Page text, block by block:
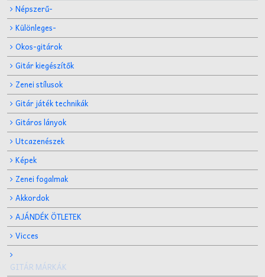
Népszerű-
Különleges-
Okos-gitárok
Gitár kiegészítők
Zenei stílusok
Gitár játék technikák
Gitáros lányok
Utcazenészek
Képek
Zenei fogalmak
Akkordok
AJÁNDÉK ÖTLETEK
Vicces
GITÁR MÁRKÁK